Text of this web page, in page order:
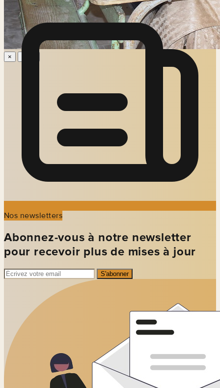
×
Nos newsletters
Abonnez-vous à notre newsletter
pour recevoir plus de mises à jour
S'abonner